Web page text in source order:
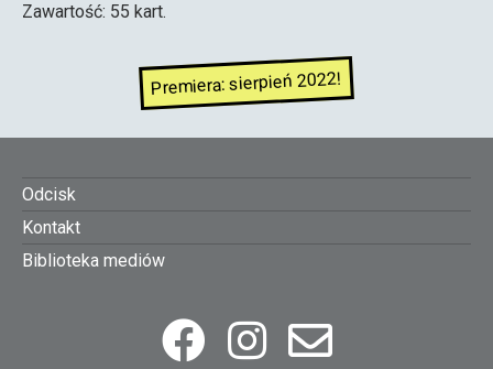
Zawartość: 55 kart.
Premiera: sierpień 2022!
Footer
menu
Odcisk
Kontakt
Biblioteka mediów